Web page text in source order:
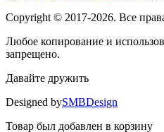
Copyright © 2017-2026. Все
Любое копирование и
запрещено.
Давайте дружить
Designed bySMBDesign
Товар был добавлен в корзину